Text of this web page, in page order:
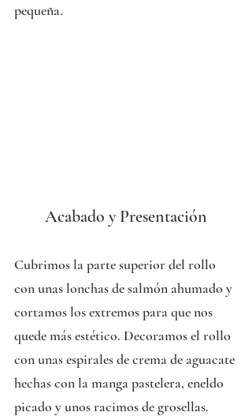
pequeña.
Acabado y Presentación
Cubrimos la parte superior del rollo
con unas lonchas de salmón ahumado y
cortamos los extremos para que nos
quede más estético. Decoramos el rollo
con unas espirales de crema de aguacate
hechas con la manga pastelera, eneldo
picado y unos racimos de grosellas.